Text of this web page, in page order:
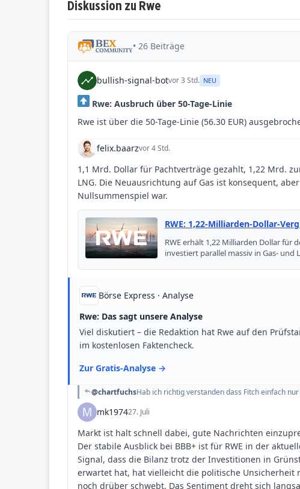
Diskussion zu Rwe